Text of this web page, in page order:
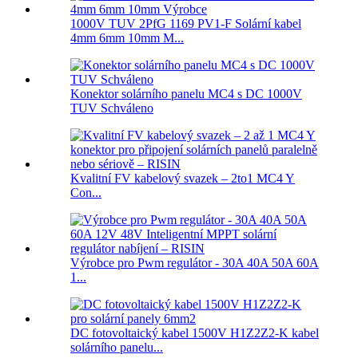
1000V TUV 2PfG 1169 PV1-F Solární kabel
4mm 6mm 10mm M...
Konektor solárního panelu MC4 s DC 1000V
TUV Schváleno
Kvalitní FV kabelový svazek – 2to1 MC4 Y
Con...
Výrobce pro Pwm regulátor - 30A 40A 50A 60A
1...
DC fotovoltaický kabel 1500V H1Z2Z2-K kabel
solárního panelu...